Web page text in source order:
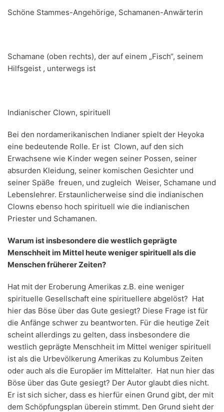
Schöne Stammes-Angehörige, Schamanen-Anwärterin
Schamane (oben rechts), der auf einem „Fisch“, seinem
Hilfsgeist , unterwegs ist
Indianischer Clown, spirituell
Bei den nordamerikanischen Indianer spielt der Heyoka
eine bedeutende Rolle. Er ist Clown, auf den sich
Erwachsene wie Kinder wegen seiner Possen, seiner
absurden Kleidung, seiner komischen Gesichter und
seiner Späße freuen, und zugleich Weiser, Schamane und
Lebenslehrer. Erstaunlicherweise sind die indianischen
Clowns ebenso hoch spirituell wie die indianischen
Priester und Schamanen.
Warum ist insbesondere die westlich geprägte
Menschheit im Mittel heute weniger spirituell als die
Menschen früherer Zeiten?
Hat mit der Eroberung Amerikas z.B. eine weniger
spirituelle Gesellschaft eine spirituellere abgelöst? Hat
hier das Böse über das Gute gesiegt? Diese Frage ist für
die Anfänge schwer zu beantworten. Für die heutige Zeit
scheint allerdings zu gelten, dass insbesondere die
westlich geprägte Menschheit im Mittel weniger spirituell
ist als die Urbevölkerung Amerikas zu Kolumbus Zeiten
oder auch als die Europäer im Mittelalter. Hat nun hier das
Böse über das Gute gesiegt? Der Autor glaubt dies nicht.
Er ist sich sicher, dass es hierfür einen Grund gibt, der mit
dem Schöpfungsplan überein stimmt. Den Grund sieht der